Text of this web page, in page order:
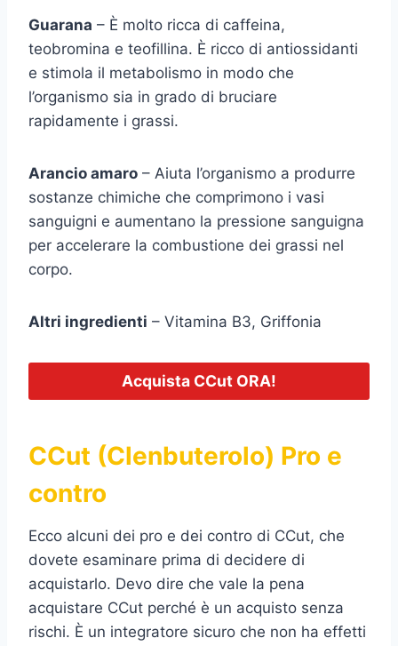
Guarana – È molto ricca di caffeina,
teobromina e teofillina. È ricco di antiossidanti
e stimola il metabolismo in modo che
l’organismo sia in grado di bruciare
rapidamente i grassi.
Arancio amaro – Aiuta l’organismo a produrre
sostanze chimiche che comprimono i vasi
sanguigni e aumentano la pressione sanguigna
per accelerare la combustione dei grassi nel
corpo.
Altri ingredienti – Vitamina B3, Griffonia
Acquista CCut ORA!
CCut (Clenbuterolo) Pro e
contro
Ecco alcuni dei pro e dei contro di CCut, che
dovete esaminare prima di decidere di
acquistarlo. Devo dire che vale la pena
acquistare CCut perché è un acquisto senza
rischi. È un integratore sicuro che non ha effetti